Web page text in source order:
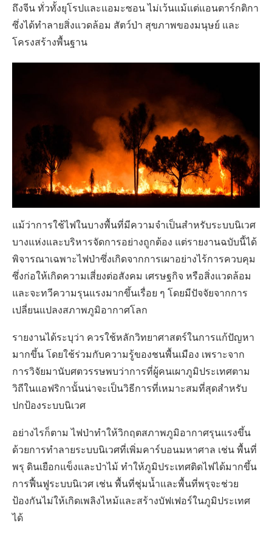
ถึงจีน ทั่วทั้งยุโรปและแอมะซอน ไม่เว้นแม้แต่แอนตาร์กติกา
ซึ่งได้ทำลายสิ่งแวดล้อม สัตว์ป่า สุขภาพของมนุษย์ และ
โครงสร้างพื้นฐาน
แม้ว่าการใช้ไฟในบางพื้นที่มีความจำเป็นสำหรับระบบนิเวศ
บางแห่งและบริหารจัดการอย่างถูกต้อง แต่รายงานฉบับนี้ได้
พิจารณาเฉพาะไฟป่าซึ่งเกิดจากการเผาอย่างไร้การควบคุม
ซึ่งก่อให้เกิดความเสี่ยงต่อสังคม เศรษฐกิจ หรือสิ่งแวดล้อม
และจะทวีความรุนแรงมากขึ้นเรื่อย ๆ โดยมีปัจจัยจากการ
เปลี่ยนแปลงสภาพภูมิอากาศโลก
รายงานได้ระบุว่า ควรใช้หลักวิทยาศาสตร์ในการแก้ปัญหา
มากขึ้น โดยใช้ร่วมกับความรู้ของชนพื้นเมือง เพราะจาก
การวิจัยมานับศตวรรษพบว่าการที่ผู้คนเผาภูมิประเทศตาม
วิถีในแอฟริกานั้นน่าจะเป็นวิธีการที่เหมาะสมที่สุดสำหรับ
ปกป้องระบบนิเวศ
อย่างไรก็ตาม ไฟป่าทำให้วิกฤตสภาพภูมิอากาศรุนแรงขึ้น
ด้วยการทำลายระบบนิเวศที่เพิ่มคาร์บอนมหาศาล เช่น พื้นที่
พรุ ดินเยือกแข็งและป่าไม้ ทำให้ภูมิประเทศติดไฟได้มากขึ้น
การฟื้นฟูระบบนิเวศ เช่น พื้นที่ชุ่มน้ำและพื้นที่พรุจะช่วย
ป้องกันไม่ให้เกิดเพลิงไหม้และสร้างบัฟเฟอร์ในภูมิประเทศ
ได้